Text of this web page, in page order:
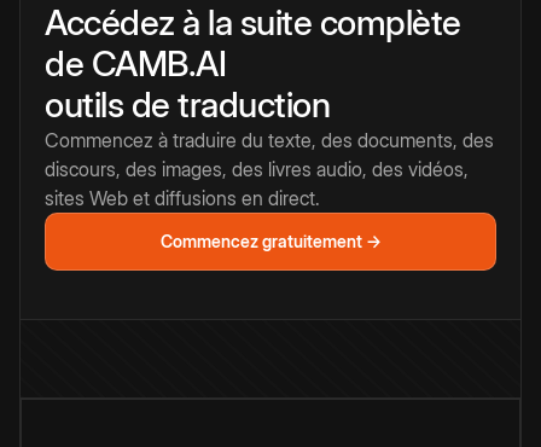
Accédez à la suite complète
de CAMB.AI
outils de traduction
Commencez à traduire du texte, des documents, des
discours, des images, des livres audio, des vidéos,
sites Web et diffusions en direct.
Commencez gratuitement →